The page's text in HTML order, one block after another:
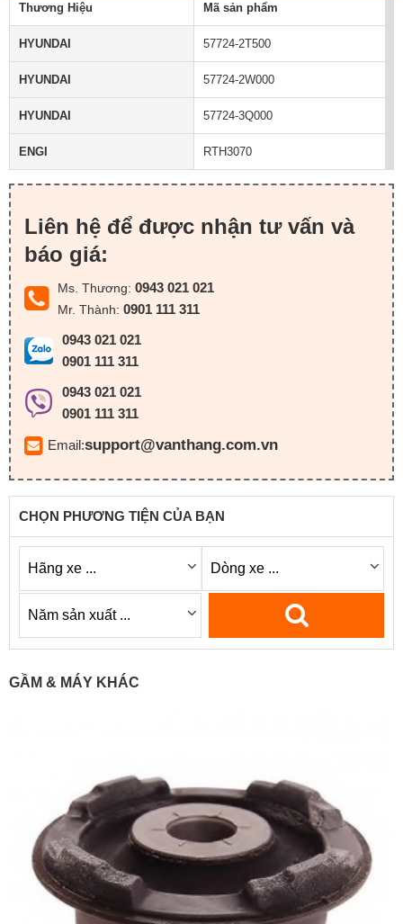
Thương Hiệu Mã sản phẩm
HYUNDAI 57724-2T500
HYUNDAI 57724-2W000
HYUNDAI 57724-3Q000
ENGI RTH3070
Liên hệ để được nhận tư vấn và
báo giá:
Ms. Thương: 0943 021 021
Mr. Thành: 0901 111 311
0943 021 021
0901 111 311
0943 021 021
0901 111 311
Email:support@vanthang.com.vn
CHỌN PHƯƠNG TIỆN CỦA BẠN
GẦM & MÁY KHÁC